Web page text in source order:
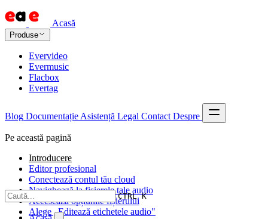
Acasă
Produse
Evervideo
Evermusic
Flacbox
Evertag
Blog Documentație Asistență Legal Contact Despre
CTRL K
Pe această pagină
Introducere
Editor profesional
Conectează contul tău cloud
Navighează la fișierele tale audio
Accesează opțiunile fișierului
Alege „Editează etichetele audio"